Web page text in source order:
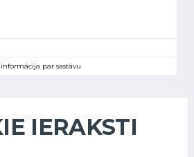
informācija par sastāvu
IERAKSTI